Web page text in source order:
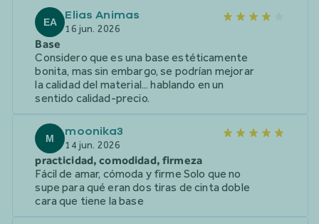
EA Elias Animas
16 jun. 2026
Base
Considero que es una base estéticamente
bonita, mas sin embargo, se podrían mejorar
la calidad del material... hablando en un
sentido calidad-precio.
M moonika3
14 jun. 2026
practicidad, comodidad, firmeza
Fácil de amar, cómoda y firme Solo que no
supe para qué eran dos tiras de cinta doble
cara que tiene la base